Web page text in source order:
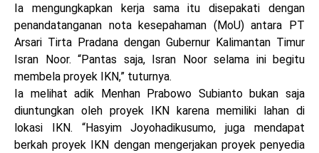
Ia mengungkapkan kerja sama itu disepakati dengan
penandatanganan nota kesepahaman (MoU) antara PT
Arsari Tirta Pradana dengan Gubernur Kalimantan Timur
Isran Noor. “Pantas saja, Isran Noor selama ini begitu
membela proyek IKN,” tuturnya.
Ia melihat adik Menhan Prabowo Subianto bukan saja
diuntungkan oleh proyek IKN karena memiliki lahan di
lokasi IKN. “Hasyim Joyohadikusumo, juga mendapat
berkah proyek IKN dengan mengerjakan proyek penyedia